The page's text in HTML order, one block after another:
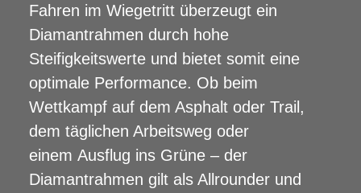
Fahren im Wiegetritt überzeugt ein
Diamantrahmen durch hohe
Steifigkeitswerte und bietet somit eine
optimale Performance. Ob beim
Wettkampf auf dem Asphalt oder Trail,
dem täglichen Arbeitsweg oder
einem Ausflug ins Grüne – der
Diamantrahmen gilt als Allrounder und